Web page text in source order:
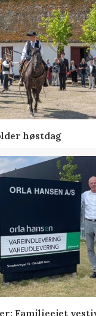
høstdag
Familieejet